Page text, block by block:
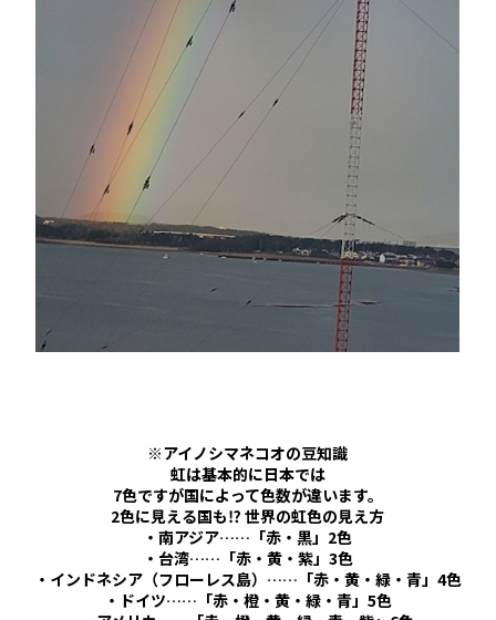
※アイノシマネコオの豆知識
虹は基本的に日本では
7色ですが国によって色数が違います。
2色に見える国も⁉ 世界の虹色の見え方
・南アジア……「赤・黒」 2色
・台湾……「赤・黄・紫」3色
・インドネシア（フローレス島）……「赤・黄・緑・青」4色
・ドイツ……「赤・橙・黄・緑・青」5色